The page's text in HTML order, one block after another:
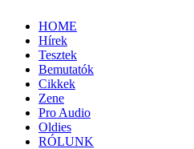
HOME
Hírek
Tesztek
Bemutatók
Cikkek
Zene
Pro Audio
Oldies
RÓLUNK